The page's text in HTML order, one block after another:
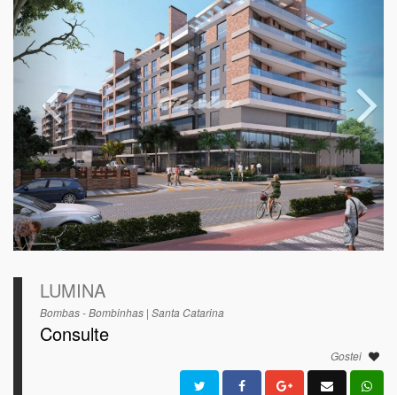
LUMINA
Bombas - Bombinhas | Santa Catarina
Consulte
Gostei